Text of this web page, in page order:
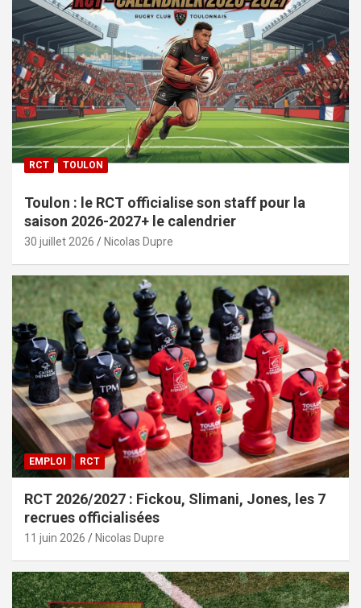
RCT TOULON
Toulon : le RCT officialise son staff pour la
saison 2026-2027+ le calendrier
30 juillet 2026 Nicolas Dupre
EMPLOI RCT
RCT 2026/2027 : Fickou, Slimani, Jones, les 7
recrues officialisées
11 juin 2026 Nicolas Dupre